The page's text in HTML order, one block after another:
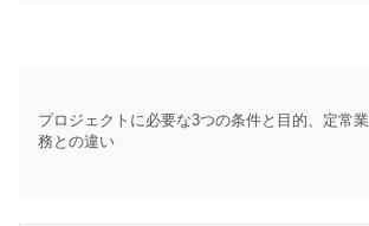
プロジェクトに必要な3つの条件と目的、定常業
務との違い